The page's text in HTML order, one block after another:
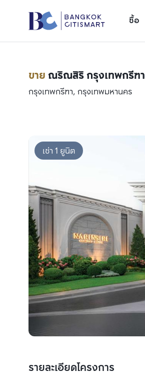
ซื้อ
ขายณริณสิริ กรุงเทพกรีฑา
กรุงเทพกรีฑา, กรุงเทพมหานคร
เช่า 1 ยูนิต
รายละเอียดโครงการ